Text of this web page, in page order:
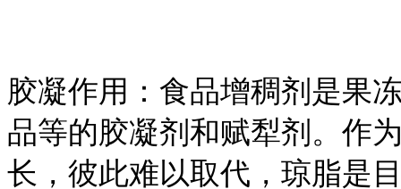
胶凝作用：食品增稠剂是果
品等的胶凝剂和赋犁剂。作
长，彼此难以取代，琼脂是